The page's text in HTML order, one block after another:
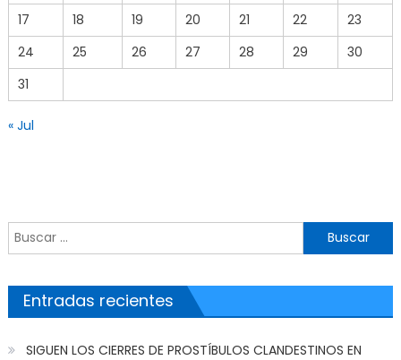
17
18 19 20 21 22
23
24
25 26 27 28 29
30
31
« Jul
Buscar por:
Entradas recientes
SIGUEN LOS CIERRES DE PROSTÍBULOS CLANDESTINOS EN